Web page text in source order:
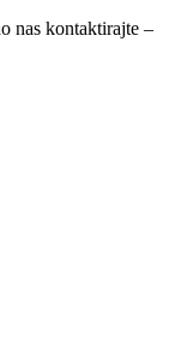
nas kontaktirajte –